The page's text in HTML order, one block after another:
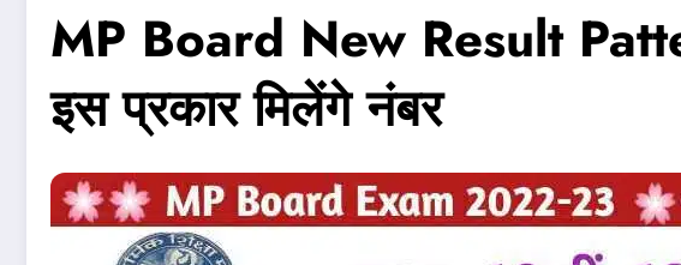
MP Board New Result
इस प्रकार मिलेंगे नंबर